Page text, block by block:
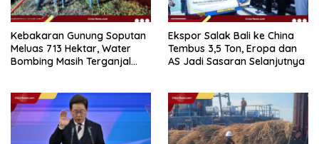
Kebakaran Gunung Soputan
Meluas 713 Hektar, Water
Bombing Masih Terganjal
Ekspor Salak Bali ke China
Tembus 3,5 Ton, Eropa dan
AS Jadi Sasaran Selanjutnya